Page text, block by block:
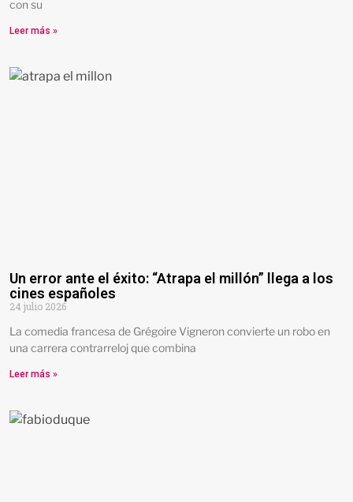
con su
Leer más »
Un error ante el éxito: “Atrapa el millón” llega a los
cines españoles
24 julio 2026
La comedia francesa de Grégoire Vigneron convierte un robo en
una carrera contrarreloj que combina
Leer más »